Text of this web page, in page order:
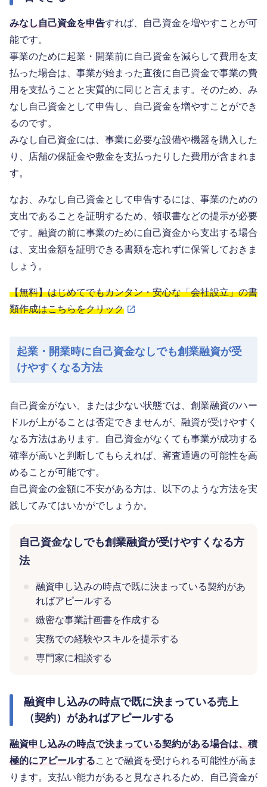
みなし自己資金を申告すれば、自己資金を増やすことが可
能です。
事業のために起業・開業前に自己資金を減らして費用を支
払った場合は、事業が始まった直後に自己資金で事業の費
用を支払うことと実質的に同じと言えます。そのため、み
なし自己資金として申告し、自己資金を増やすことができ
るのです。
みなし自己資金には、事業に必要な設備や機器を購入した
り、店舗の保証金や敷金を支払ったりした費用が含まれま
す。
なお、みなし自己資金として申告するには、事業のための
支出であることを証明するため、領収書などの提示が必要
です。融資の前に事業のために自己資金から支出する場合
は、支出金額を証明できる書類を忘れずに保管しておきま
しょう。
【無料】はじめてでもカンタン・安心な「会社設立」の書
類作成はこちらをクリック
起業・開業時に自己資金なしでも創業融資が受
けやすくなる方法
自己資金がない、または少ない状態では、創業融資のハー
ドルが上がることは否定できませんが、融資が受けやすく
なる方法はあります。自己資金がなくても事業が成功する
確率が高いと判断してもらえれば、審査通過の可能性を高
めることが可能です。
自己資金の金額に不安がある方は、以下のような方法を実
践してみてはいかがでしょうか。
自己資金なしでも創業融資が受けやすくなる方
法
融資申し込みの時点で既に決まっている契約があ
ればアピールする
緻密な事業計画書を作成する
実務での経験やスキルを提示する
専門家に相談する
融資申し込みの時点で既に決まっている売上
（契約）があればアピールする
融資申し込みの時点で決まっている契約がある場合は、積
極的にアピールすることで融資を受けられる可能性が高ま
ります。支払い能力があると見なされるため、自己資金が